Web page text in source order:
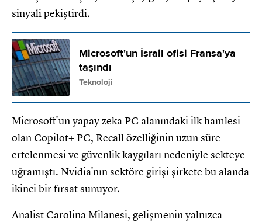
sinyali pekiştirdi.
Microsoft'un İsrail ofisi Fransa'ya
taşındı
Teknoloji
Microsoft'un yapay zeka PC alanındaki ilk hamlesi
olan Copilot+ PC, Recall özelliğinin uzun süre
ertelenmesi ve güvenlik kaygıları nedeniyle sekteye
uğramıştı. Nvidia'nın sektöre girişi şirkete bu alanda
ikinci bir fırsat sunuyor.
Analist Carolina Milanesi, gelişmenin yalnızca